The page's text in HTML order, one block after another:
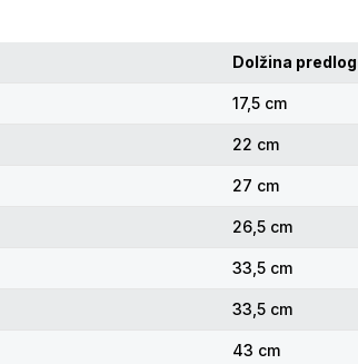
Dolžina
17,5 cm
22 cm
27 cm
26,5 cm
33,5 cm
33,5 cm
43 cm